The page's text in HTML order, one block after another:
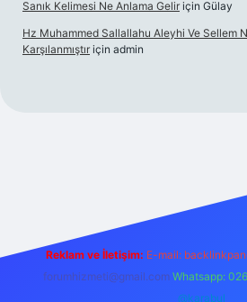
Sanık Kelimesi Ne Anlama Gelir için Gülay
Hz Muhammed Sallallahu Aleyhi Ve Sellem
Karşılanmıştır için admin
Reklam ve İletişim: E-mail:
forumhizmeti@gmail.com Whatsapp:
@karabul